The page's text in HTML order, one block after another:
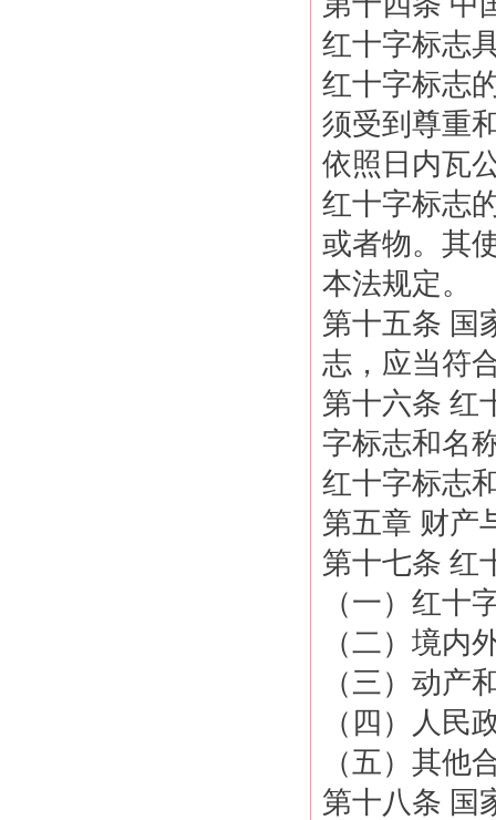
红十字标志
红十字标志
须受到尊重
依照日内瓦
红十字标志
或者物。其
本法规定。
第十五条 国
志，应当符
第十六条 红
字标志和名
红十字标志
第五章 财产
第十七条 红
（一）红十
（二）境内
（三）动产
（四）人民
（五）其他
第十八条 国